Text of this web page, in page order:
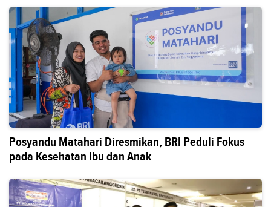
Posyandu Matahari Diresmikan, BRI Peduli Fokus
pada Kesehatan Ibu dan Anak